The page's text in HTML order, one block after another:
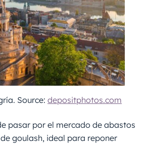
Source: depositphotos.com
pasar por el mercado de abastos
goulash, ideal para reponer